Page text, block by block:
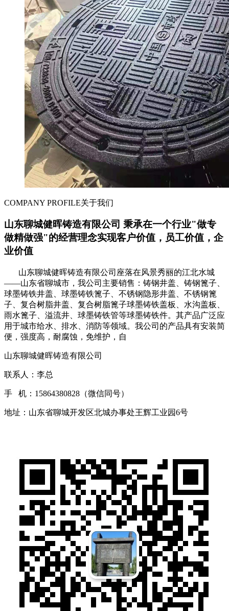
COMPANY PROFILE关于我们
山东聊城健晖铸造有限公司 秉承在一个行业"做专
做精做强"的经营理念实现客户价值，员工价值，企
业价值
山东聊城健晖铸造有限公司座落在风景秀丽的江北水城
——山东省聊城市，我公司主要销售：铸钢井盖、铸钢篦子、
球墨铸铁井盖、球墨铸铁篦子、不锈钢隐形井盖、不锈钢篦
子、复合树脂井盖、复合树脂篦子球墨铸铁盖板、水沟盖板、
雨水篦子、溢流井、球墨铸铁管等球墨铸铁件。其产品广泛应
用于城市给水、排水、消防等领域。我公司的产品具有安装简
便，强度高，耐腐蚀，免维护，自
山东聊城健晖铸造有限公司
联系人：李总
手 机：15864380828（微信同号）
地址：山东省聊城开发区北城办事处王辉工业园6号